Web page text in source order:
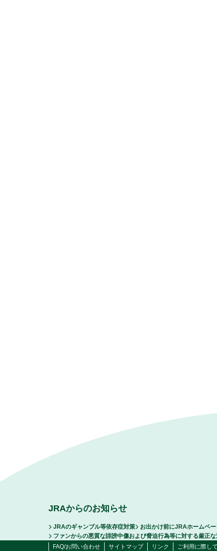
JRAからのお知らせ
JRAのギャンブル等依存症対策
お出かけ前にJRAホームペ
ファンからの悪質な誹謗中傷および脅迫行為等に対する厳正
FAQ/お問い合わせ
サイトマップ リンク ご利用に際し